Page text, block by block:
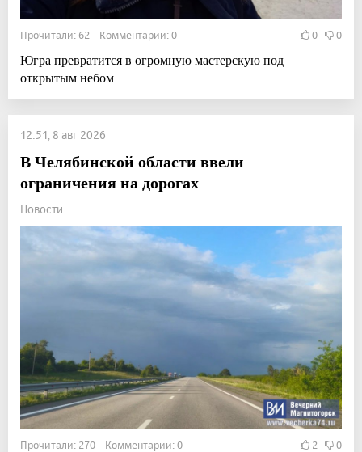
Прочитали: 62 Комментарии: 0 0 0
Югра превратится в огромную мастерскую под
открытым небом
12:51, 8 авг 2026
В Челябинской области ввели
ограничения на дорогах
Новости
Прочитали: 270 Комментарии: 0 2 0